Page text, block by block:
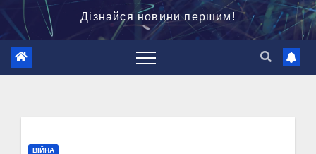
Дізнайся новини першим!
ВІЙНА